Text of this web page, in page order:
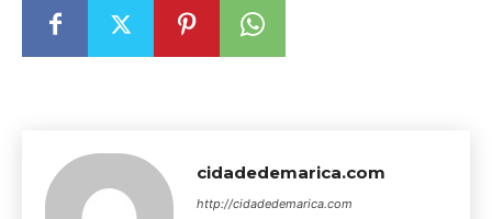
cidadedemarica.com
http://cidadedemarica.com